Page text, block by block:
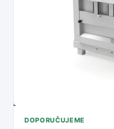
DOPORUČUJEME